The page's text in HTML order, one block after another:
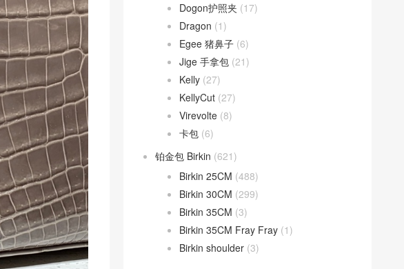
Dogon护照夹 (17)
Dragon (1)
Egee 猪鼻子 (6)
Jige 手拿包 (21)
Kelly (27)
KellyCut (27)
Virevolte (8)
卡包 (6)
铂金包 Birkin (621)
Birkin 25CM (488)
Birkin 30CM (299)
Birkin 35CM (3)
Birkin 35CM Fray Fray (1)
Birkin shoulder (3)